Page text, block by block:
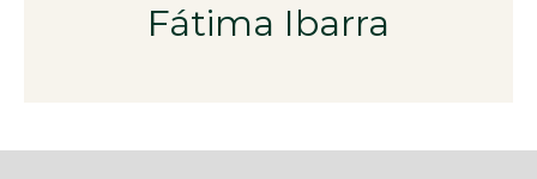
Fátima Ibarra